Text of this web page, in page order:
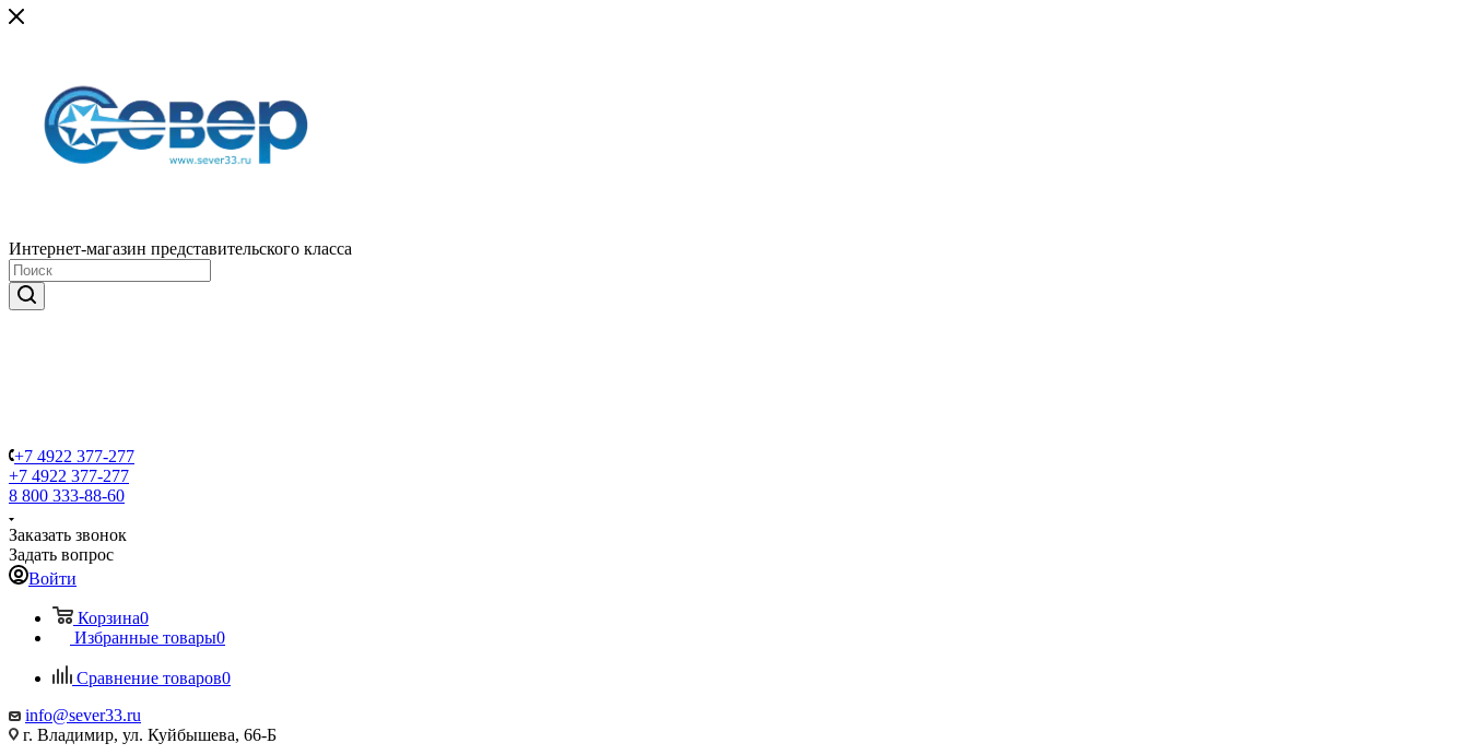
Интернет-магазин представительского класса
+7 4922 377-277
+7 4922 377-277
8 800 333-88-60
Заказать звонок
Задать вопрос
Войти
Корзина0
Избранные товары0
Сравнение товаров0
info@sever33.ru
г. Владимир, ул. Куйбышева, 66-Б